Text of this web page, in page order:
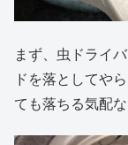
まず、虫ドライ
ドを落としてや
ても落ちる気配